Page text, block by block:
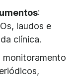
:
laudos e
clínica.
monitoramento